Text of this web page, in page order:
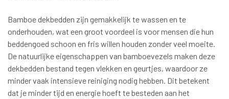
Bamboe dekbedden zijn gemakkelijk te wassen en te
onderhouden, wat een groot voordeel is voor mensen die hun
beddengoed schoon en fris willen houden zonder veel moeite.
De natuurlijke eigenschappen van bamboevezels maken deze
dekbedden bestand tegen vlekken en geurtjes, waardoor ze
minder vaak intensieve reiniging nodig hebben. Dit betekent
dat je minder tijd en energie hoeft te besteden aan het